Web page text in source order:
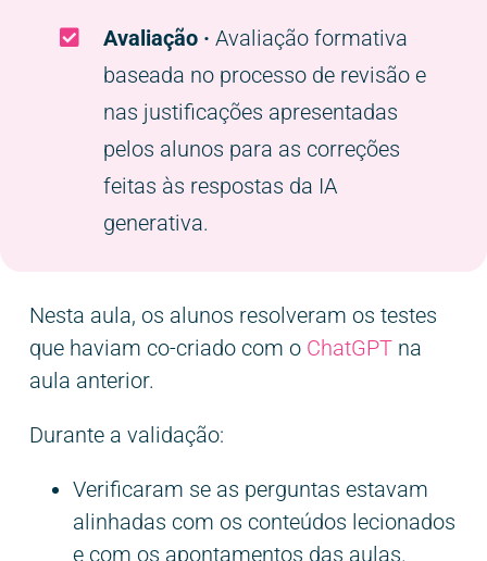
Avaliação · Avaliação formativa
baseada no processo de revisão e
nas justificações apresentadas
pelos alunos para as correções
feitas às respostas da IA
generativa.
Nesta aula, os alunos resolveram os testes
que haviam co-criado com o ChatGPT na
aula anterior.
Durante a validação:
Verificaram se as perguntas estavam
alinhadas com os conteúdos lecionados
e com os apontamentos das aulas.